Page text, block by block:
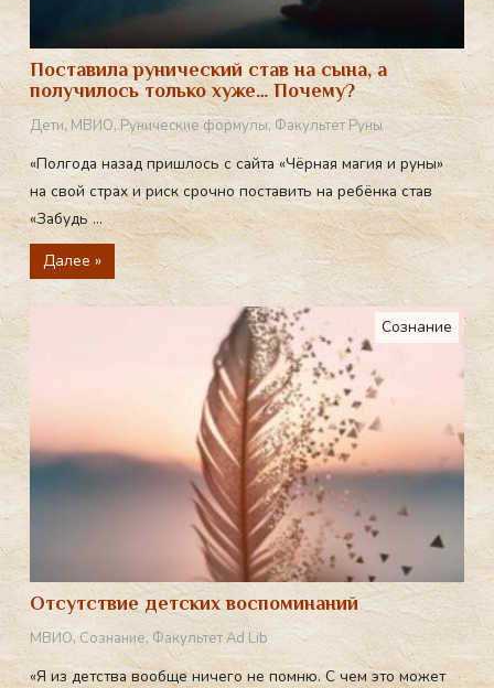
Поставила рунический став на сына, а
получилось только хуже… Почему?
Дети, МВИО,Рунические формулы,Факультет Руны
«Полгода назад пришлось с сайта «Чёрная магия и руны»
на свой страх и риск срочно поставить на ребёнка став
«Забудь ...
Далее »
Сознание
Отсутствие детских воспоминаний
МВИО,Сознание, Факультет Ad Lib
«Я из детства вообще ничего не помню. С чем это может